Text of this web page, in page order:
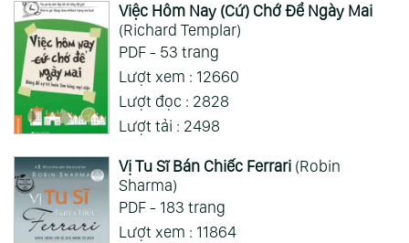
Việc Hôm Nay (Cứ) Chớ Để Ngày Mai
(Richard Templar)
PDF - 53 trang
Lượt xem : 12660
Lượt đọc : 2828
Lượt tải : 2498
Vị Tu Sĩ Bán Chiếc Ferrari(Robin
Sharma)
PDF - 183 trang
Lượt xem : 11864